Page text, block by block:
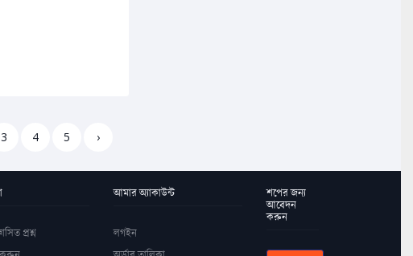
3 4 5 ›
প্রশ্ন
আমার অ্যাকাউন্ট
লগইন
শপের জন্য
আবেদন
করুন